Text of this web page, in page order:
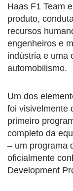
Haas F1 Team
produto,
recursos
engenheiros e
indústria e uma
automobilismo.
Um dos
foi visivelmente
primeiro
completo da
– um programa
oficialmente
Development